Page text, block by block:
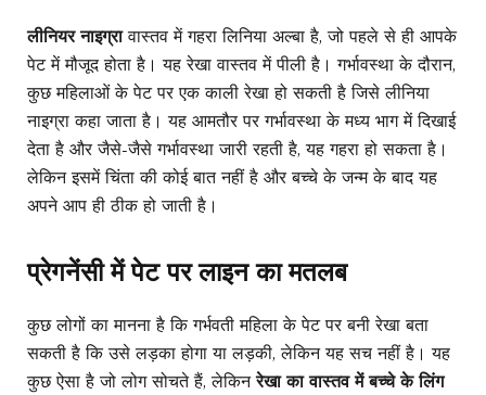
लीनियर नाइग्रावास्तव में गहरा लिनिया अल्बा है, जो पहले से ही आपके
पेट में मौजूद होता है। यह रेखा वास्तव में पीली है। गर्भावस्था के दौरान,
कुछ महिलाओं के पेट पर एक काली रेखा हो सकती है जिसे लीनिया
नाइग्रा कहा जाता है। यह आमतौर पर गर्भावस्था के मध्य भाग में दिखाई
देता है और जैसे-जैसे गर्भावस्था जारी रहती है, यह गहरा हो सकता है।
लेकिन इसमें चिंता की कोई बात नहीं है और बच्चे के जन्म के बाद यह
अपने आप ही ठीक हो जाती है।
प्रेगनेंसी में पेट पर लाइन का मतलब
कुछ लोगों का मानना ​​है कि गर्भवती महिला के पेट पर बनी रेखा बता
सकती है कि उसे लड़का होगा या लड़की, लेकिन यह सच नहीं है। यह
कुछ ऐसा है जो लोग सोचते हैं, लेकिनरेखा का वास्तव में बच्चे के लिंग